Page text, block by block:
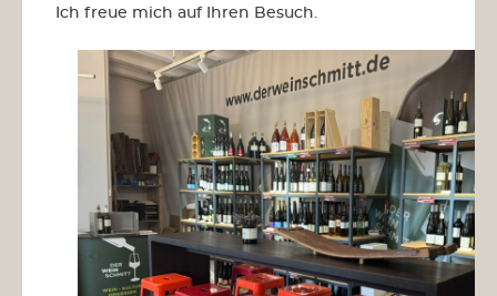
Ich freue mich auf Ihren Besuch.